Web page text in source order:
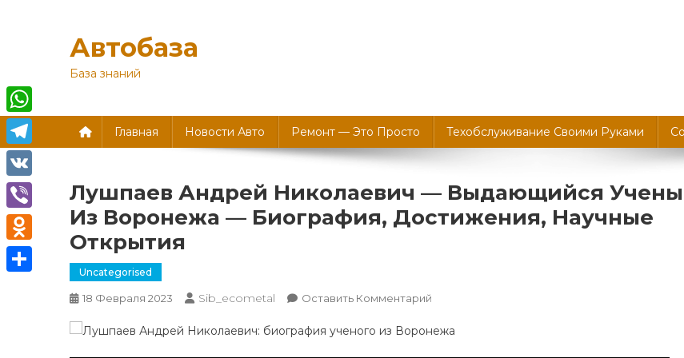
содержимомуАвтобаза
База знаний
Главная Новости Авто Ремонт — Это Просто Техобслуживание Своими Руками
Лушпаев Андрей Николаевич — Выдающийся
Из Воронежа — Биография, Достижения, Научные
Открытия
Uncategorised
18 Февраля 2023 Sib_ecometal Оставить Комментарий
Андрей
WhatsApp
Telegram
VK
Viber
Odnoklassniki